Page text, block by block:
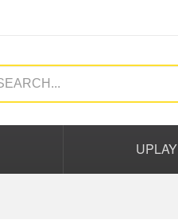
UPLAY